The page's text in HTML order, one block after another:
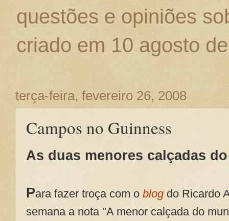
questões e opiniões
criado em 10 agosto
terça-feira, fevereiro 26, 2008
Campos no Guinness
As duas menores calçadas
Para fazer troça com o blog do Ricardo
semana a nota "A menor calçada do